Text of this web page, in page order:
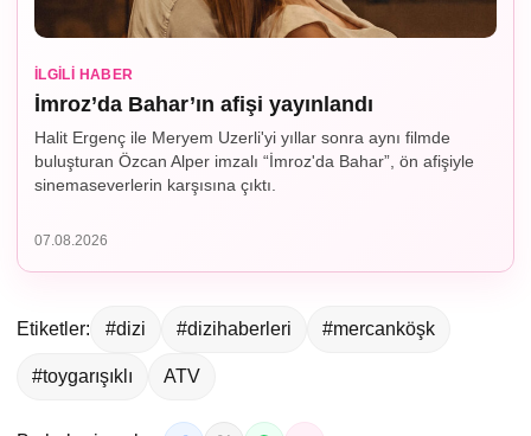
İLGILI HABER
İmroz’da Bahar’ın afişi yayınlandı
Halit Ergenç ile Meryem Uzerli'yi yıllar sonra aynı filmde
buluşturan Özcan Alper imzalı “İmroz'da Bahar”, ön afişiyle
sinemaseverlerin karşısına çıktı.
07.08.2026
Etiketler: #dizi #dizihaberleri #mercanköşk
#toygarışıklı ATV